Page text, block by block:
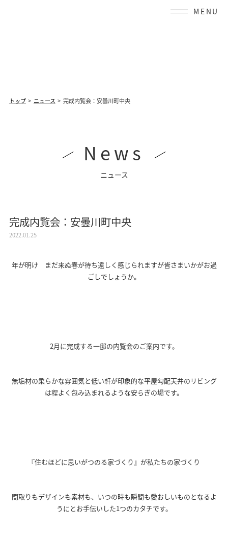
トップ ニュース 完成内覧会：安曇川町中央
News
ニュース
完成内覧会：安曇川町中央
2022.01.25
年が明け まだ来ぬ春が待ち遠しく感じられますが皆さまいかがお過
ごしでしょうか。
2月に完成する一邸の内覧会のご案内です。
無垢材の柔らかな雰囲気と低い軒が印象的な平屋勾配天井のリビング
は程よく包み込まれるような安らぎの場です。
『住むほどに思いがつのる家づくり』が私たちの家づくり
間取りもデザインも素材も、いつの時も瞬間も愛おしいものとなるよ
うにとお手伝いした1つのカタチです。